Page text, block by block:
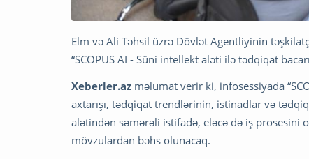
Elm və Ali Təhsil üzrə Dövlət Agentliyinin
“SCOPUS AI - Süni intellekt aləti ilə tədqiqat
Xeberler.az məlumat verir ki, infosessiyada
axtarışı, tədqiqat trendlərinin, istinadlar və
alətindən səmərəli istifadə, eləcə də iş prosesini
mövzulardan bəhs olunacaq.